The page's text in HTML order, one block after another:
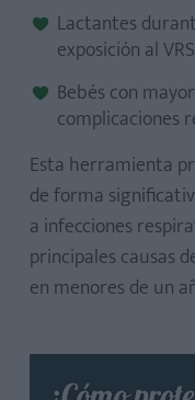
Lactantes
exposición al VRS.
Bebés con
complicaciones
Esta herramienta
de forma
a infecciones
principales causas
en menores de un